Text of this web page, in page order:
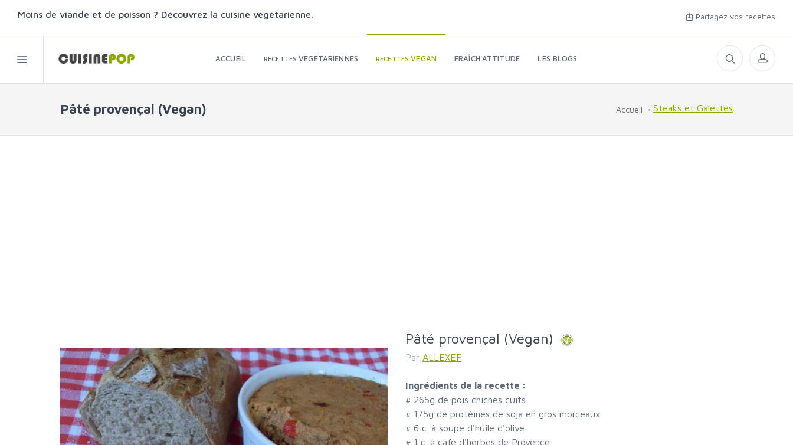
Moins de viande et de poisson ? Découvrez la cuisine végétarienne. Partagez vos recettes
ACCUEIL RECETTESVÉGÉTARIENNES RECETTESVEGAN FRAÎCH'ATTITUDE LES BLOGS
Pâté provençal (Vegan) Accueil Steaks et Galettes
Pâté provençal (Vegan)
Par ALLEXEF
Ingrédients de la recette :
# 265g de pois chiches cuits
# 175g de protéines de soja en gros morceaux
# 6 c. à soupe d'huile d'olive
# 1 c. à café d'herbes de Provence